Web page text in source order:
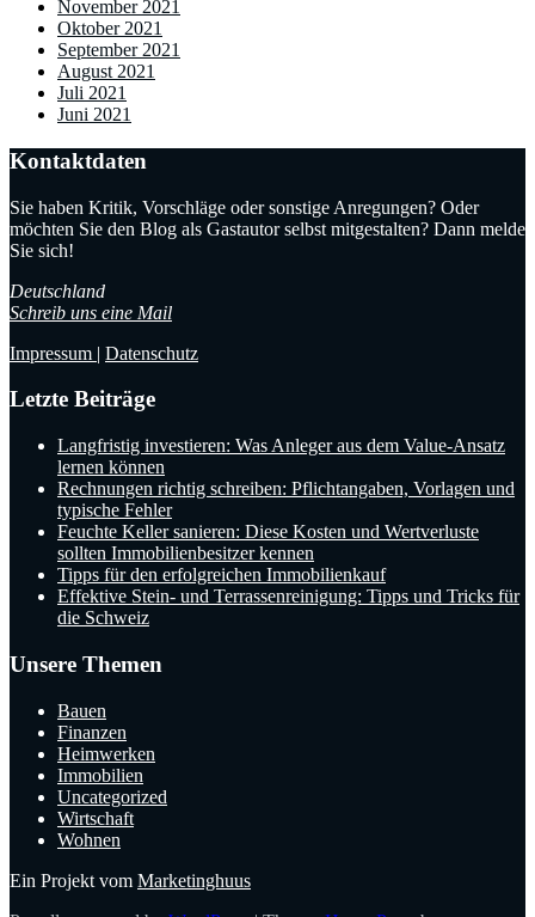
November 2021
Oktober 2021
September 2021
August 2021
Juli 2021
Juni 2021
Kontaktdaten
Sie haben Kritik, Vorschläge oder sonstige Anregungen? Oder
möchten Sie den Blog als Gastautor selbst mitgestalten? Dann melde
Sie sich!
Deutschland
Schreib uns eine Mail
Impressum | Datenschutz
Letzte Beiträge
Langfristig investieren: Was Anleger aus dem Value-Ansatz
lernen können
Rechnungen richtig schreiben: Pflichtangaben, Vorlagen und
typische Fehler
Feuchte Keller sanieren: Diese Kosten und Wertverluste
sollten Immobilienbesitzer kennen
Tipps für den erfolgreichen Immobilienkauf
Effektive Stein- und Terrassenreinigung: Tipps und Tricks für
die Schweiz
Unsere Themen
Bauen
Finanzen
Heimwerken
Immobilien
Uncategorized
Wirtschaft
Wohnen
Ein Projekt vom Marketinghuus